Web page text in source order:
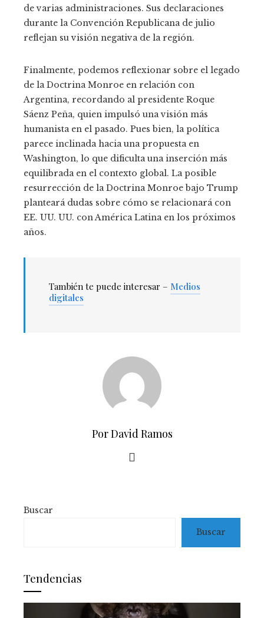
de varias administraciones. Sus declaraciones
durante la Convención Republicana de julio
reflejan su visión negativa de la región.
Finalmente, podemos reflexionar sobre el legado
de la Doctrina Monroe en relación con
Argentina, recordando al presidente Roque
Sáenz Peña, quien impulsó una visión más
humanista en el pasado. Pues bien, la política
parece inclinada hacia una propuesta en
Washington, lo que dificulta una inserción más
equilibrada en el contexto global. La posible
resurrección de la Doctrina Monroe bajo Trump
planteará dudas sobre cómo se relacionará con
EE. UU. UU. con América Latina en los próximos
años.
También te puede interesar – Medios
digitales
Por David Ramos
Buscar
Buscar
Tendencias